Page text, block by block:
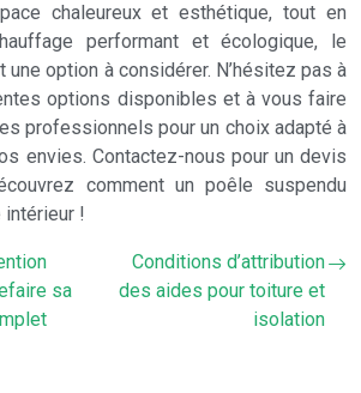
chaleureux et esthétique, tout en
performant et écologique, le
option à considérer. N’hésitez pas à
options disponibles et à vous faire
professionnels pour un choix adapté à
envies. Contactez-nous pour un devis
comment un poêle suspendu
!
sa
Conditions d’attribution
des aides pour toiture et
isolation